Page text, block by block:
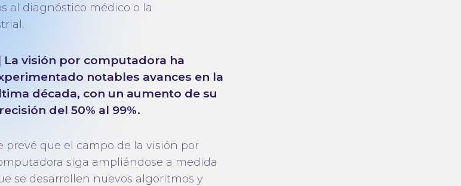
al diagnóstico médico o la
La visión por computadora ha
notables avances en la
década, con un aumento de su
del 50% al 99%.
prevé que el campo de la visión por
siga ampliándose a medida
se desarrollen nuevos algoritmos y